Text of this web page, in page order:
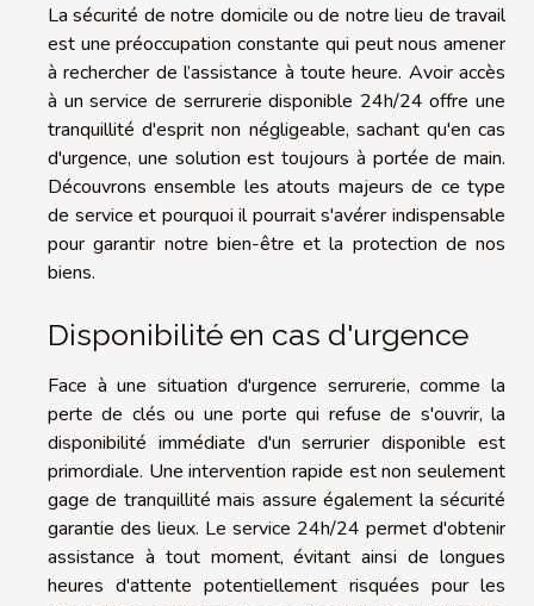
La sécurité de notre domicile ou de notre lieu de travail
est une préoccupation constante qui peut nous amener
à rechercher de l’assistance à toute heure. Avoir accès
à un service de serrurerie disponible 24h/24 offre une
tranquillité d'esprit non négligeable, sachant qu'en cas
d'urgence, une solution est toujours à portée de main.
Découvrons ensemble les atouts majeurs de ce type
de service et pourquoi il pourrait s'avérer indispensable
pour garantir notre bien-être et la protection de nos
biens.
Disponibilité en cas d'urgence
Face à une situation d'urgence serrurerie, comme la
perte de clés ou une porte qui refuse de s'ouvrir, la
disponibilité immédiate d'un serrurier disponible est
primordiale. Une intervention rapide est non seulement
gage de tranquillité mais assure également la sécurité
garantie des lieux. Le service 24h/24 permet d'obtenir
assistance à tout moment, évitant ainsi de longues
heures d'attente potentiellement risquées pour les